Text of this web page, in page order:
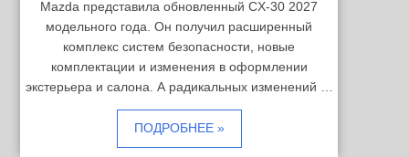
Mazda представила обновленный CX-30 2027
модельного года. Он получил расширенный
комплекс систем безопасности, новые
комплектации и изменения в оформлении
экстерьера и салона. А радикальных изменений …
ПОДРОБНЕЕ »